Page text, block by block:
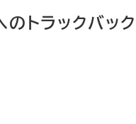
のトラックバック